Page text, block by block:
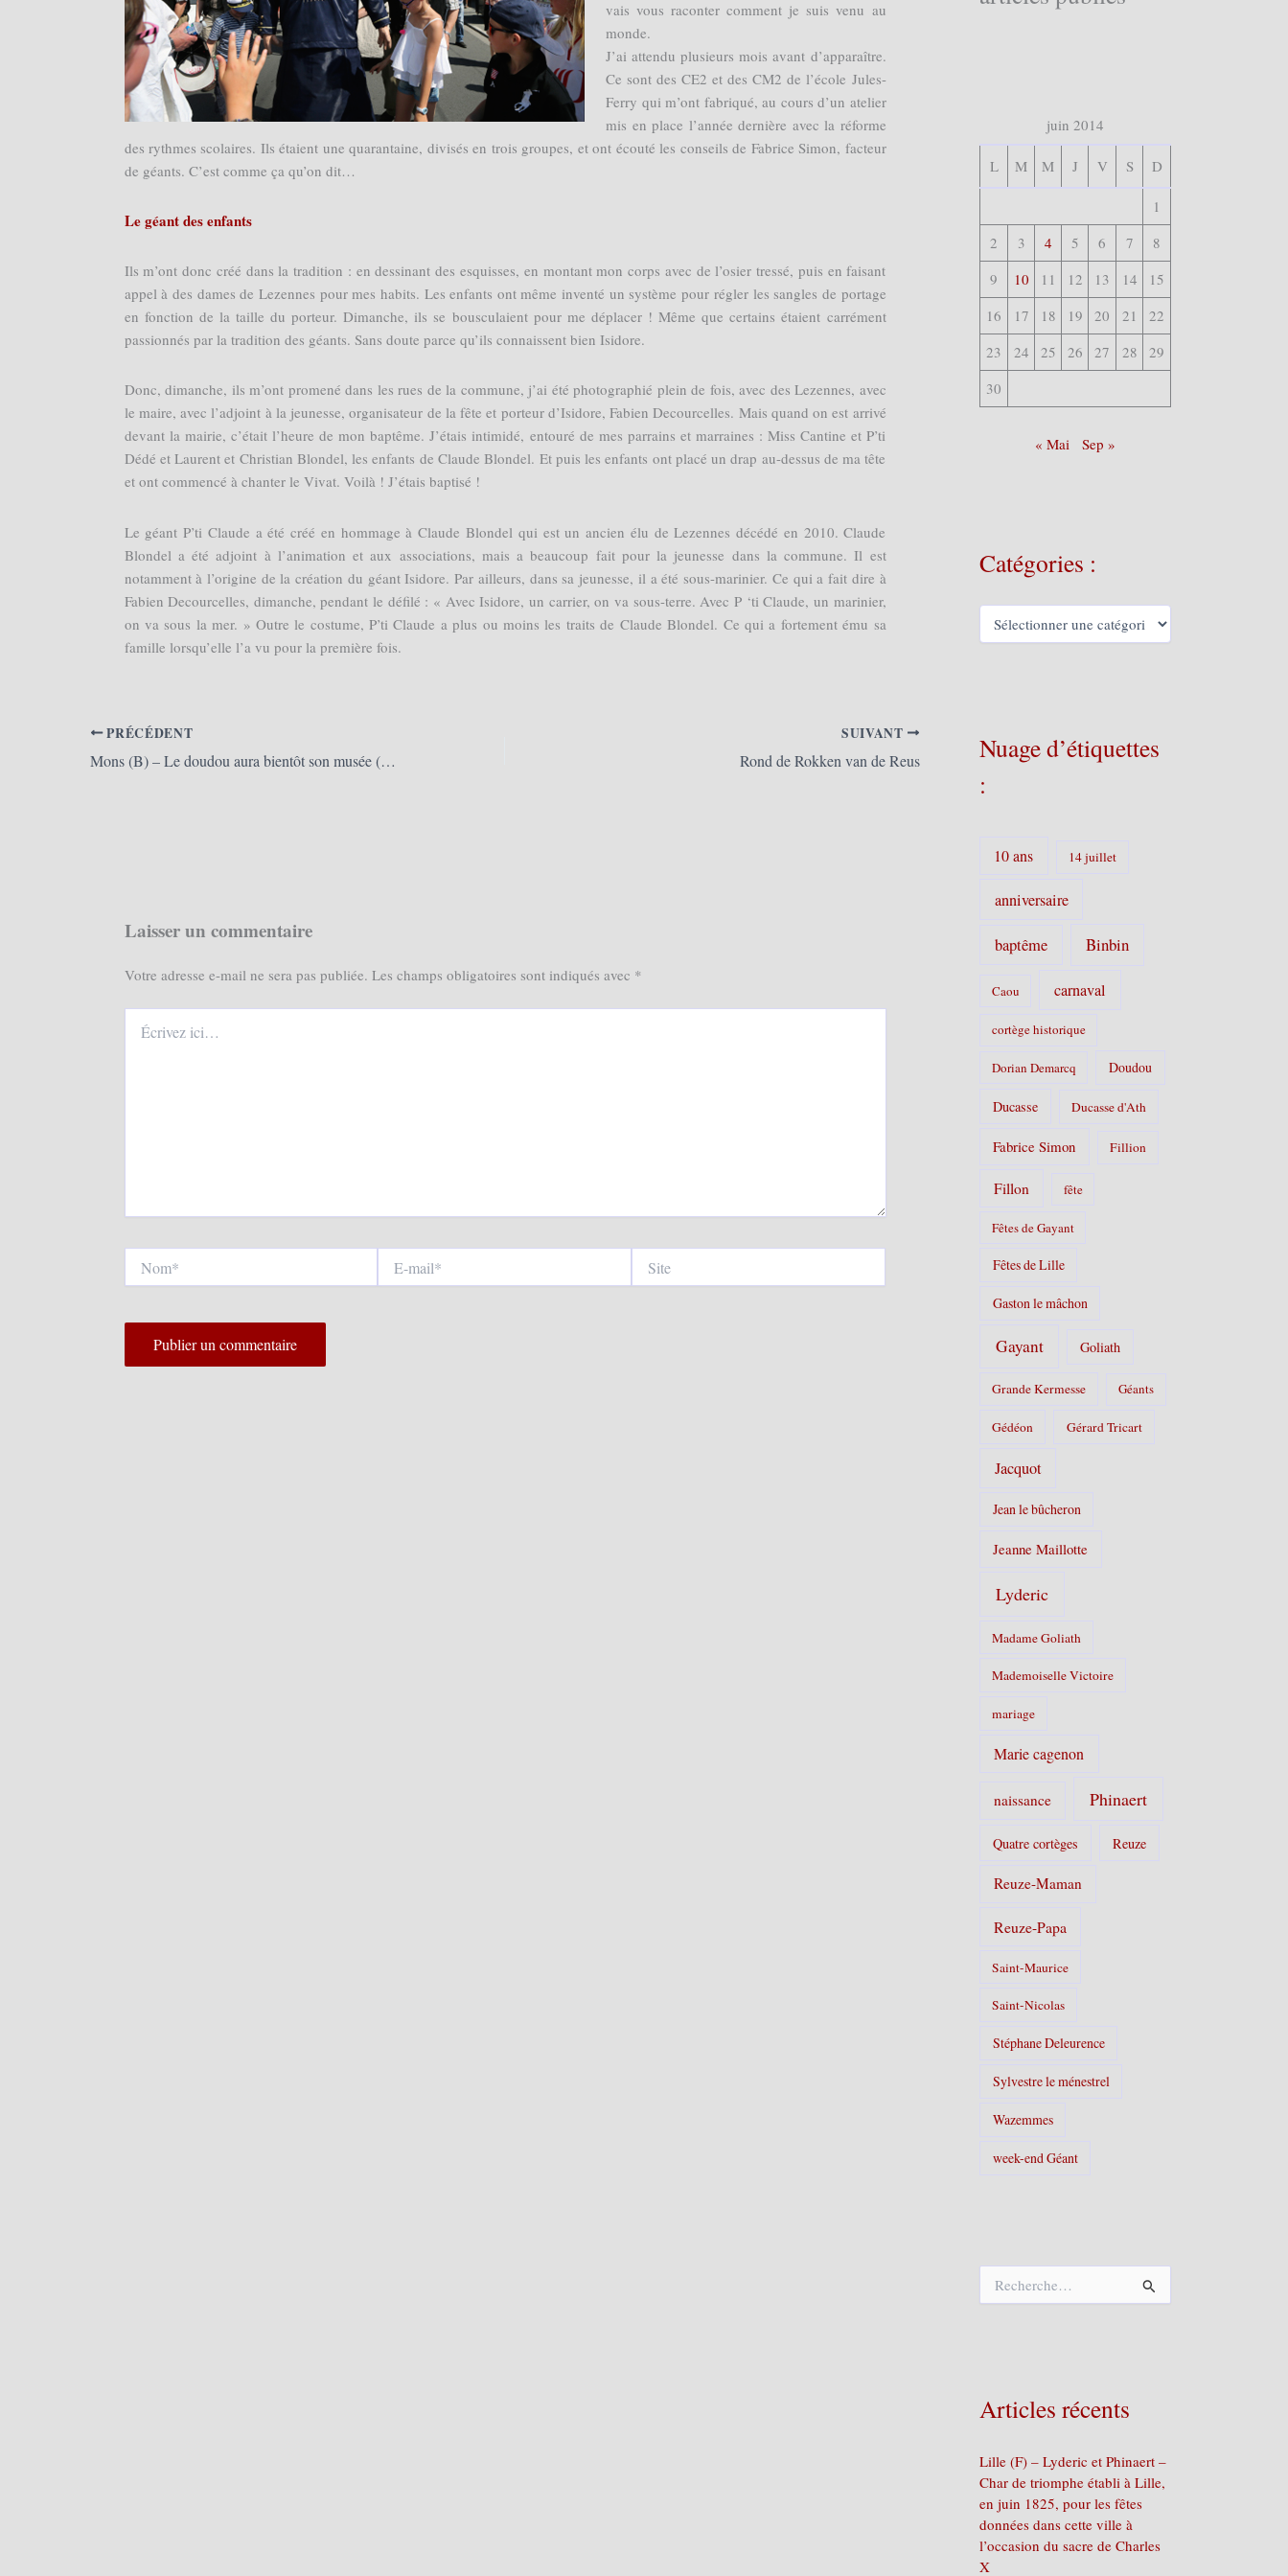
vais vous raconter comment je suis venu au
monde.
J’ai attendu plusieurs mois avant d’apparaître.
Ce sont des CE2 et des CM2 de l’école Jules-
Ferry qui m’ont fabriqué, au cours d’un atelier
mis en place l’année dernière avec la réforme
des rythmes scolaires. Ils étaient une quarantaine, divisés en trois groupes, et ont écouté les conseils de Fabrice Simon, facteur
de géants. C’est comme ça qu’on dit…
Le géant des enfants
Ils m’ont donc créé dans la tradition : en dessinant des esquisses, en montant mon corps avec de l’osier tressé, puis en faisant
appel à des dames de Lezennes pour mes habits. Les enfants ont même inventé un système pour régler les sangles de portage
en fonction de la taille du porteur. Dimanche, ils se bousculaient pour me déplacer ! Même que certains étaient carrément
passionnés par la tradition des géants. Sans doute parce qu’ils connaissent bien Isidore.
Donc, dimanche, ils m’ont promené dans les rues de la commune, j’ai été photographié plein de fois, avec des Lezennes, avec
le maire, avec l’adjoint à la jeunesse, organisateur de la fête et porteur d’Isidore, Fabien Decourcelles. Mais quand on est arrivé
devant la mairie, c’était l’heure de mon baptême. J’étais intimidé, entouré de mes parrains et marraines : Miss Cantine et P’ti
Dédé et Laurent et Christian Blondel, les enfants de Claude Blondel. Et puis les enfants ont placé un drap au-dessus de ma tête
et ont commencé à chanter le Vivat. Voilà ! J’étais baptisé !
Le géant P’ti Claude a été créé en hommage à Claude Blondel qui est un ancien élu de Lezennes décédé en 2010. Claude
Blondel a été adjoint à l’animation et aux associations, mais a beaucoup fait pour la jeunesse dans la commune. Il est
notamment à l’origine de la création du géant Isidore. Par ailleurs, dans sa jeunesse, il a été sous-marinier. Ce qui a fait dire à
Fabien Decourcelles, dimanche, pendant le défilé : « Avec Isidore, un carrier, on va sous-terre. Avec P ‘ti Claude, un marinier,
on va sous la mer. » Outre le costume, P’ti Claude a plus ou moins les traits de Claude Blondel. Ce qui a fortement ému sa
famille lorsqu’elle l’a vu pour la première fois.
PRÉCÉDENT
Mons (B) – Le doudou aura bientôt son musée (Le Soir)
SUIVANT
Rond de Rokken van de Reus
Laisser un commentaire
Votre adresse e-mail ne sera pas publiée. Les champs obligatoires sont indiqués avec *
ici…
mail*
juin 2014
L M M J V S D
1
2
3 4 5 6 7
8
9
10 11 12 13 14
15
16
17 18 19 20 21
22
23
24 25 26 27 28
29
30
« Mai Sep »
Catégories :
C
i
s
Nuage d’étiquettes
:
10 ans 14 juillet
anniversaire
baptême Binbin
Caou carnaval
cortège historique
Dorian Demarcq Doudou
Ducasse Ducasse d'Ath
Fabrice Simon Fillion
Fillon fête
Fêtes de Gayant
Fêtes de Lille
Gaston le mâchon
Gayant Goliath
Grande Kermesse Géants
Gédéon Gérard Tricart
Jacquot
Jean le bûcheron
Jeanne Maillotte
Lyderic
Madame Goliath
Mademoiselle Victoire
mariage
Marie cagenon
naissance Phinaert
Quatre cortèges Reuze
Reuze-Maman
Reuze-Papa
Saint-Maurice
Saint-Nicolas
Stéphane Deleurence
Sylvestre le ménestrel
Wazemmes
week-end Géant
h
:
Articles récents
Lille (F) – Lyderic et Phinaert –
Char de triomphe établi à Lille,
en juin 1825, pour les fêtes
données dans cette ville à
l’occasion du sacre de Charles
X